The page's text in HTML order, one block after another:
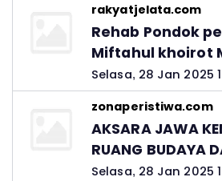
rakyatjelata.com
Rehab Pondok
Miftahul khoirot
Hutang Ke
Kadis PUPR
Jawab
Selasa, 28 Jan 2025
zonaperistiwa.com
AKSARA JAWA
RUANG BUDAYA
LELUHUR
Selasa, 28 Jan 2025